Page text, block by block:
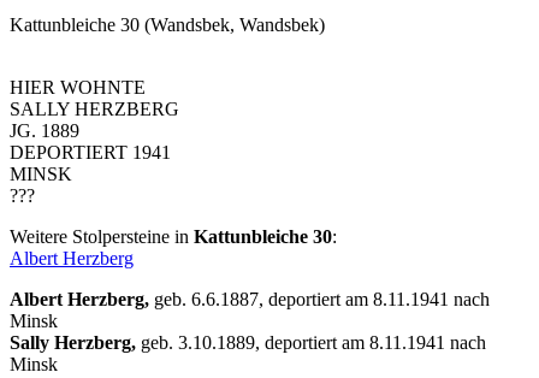
Kattunbleiche 30 (Wandsbek, Wandsbek)
HIER WOHNTE
SALLY HERZBERG
JG. 1889
DEPORTIERT 1941
MINSK
???
Weitere Stolpersteine in Kattunbleiche 30:
Albert Herzberg
Albert Herzberg, geb. 6.6.1887, deportiert am 8.11.1941 nach
Minsk
Sally Herzberg, geb. 3.10.1889, deportiert am 8.11.1941 nach
Minsk